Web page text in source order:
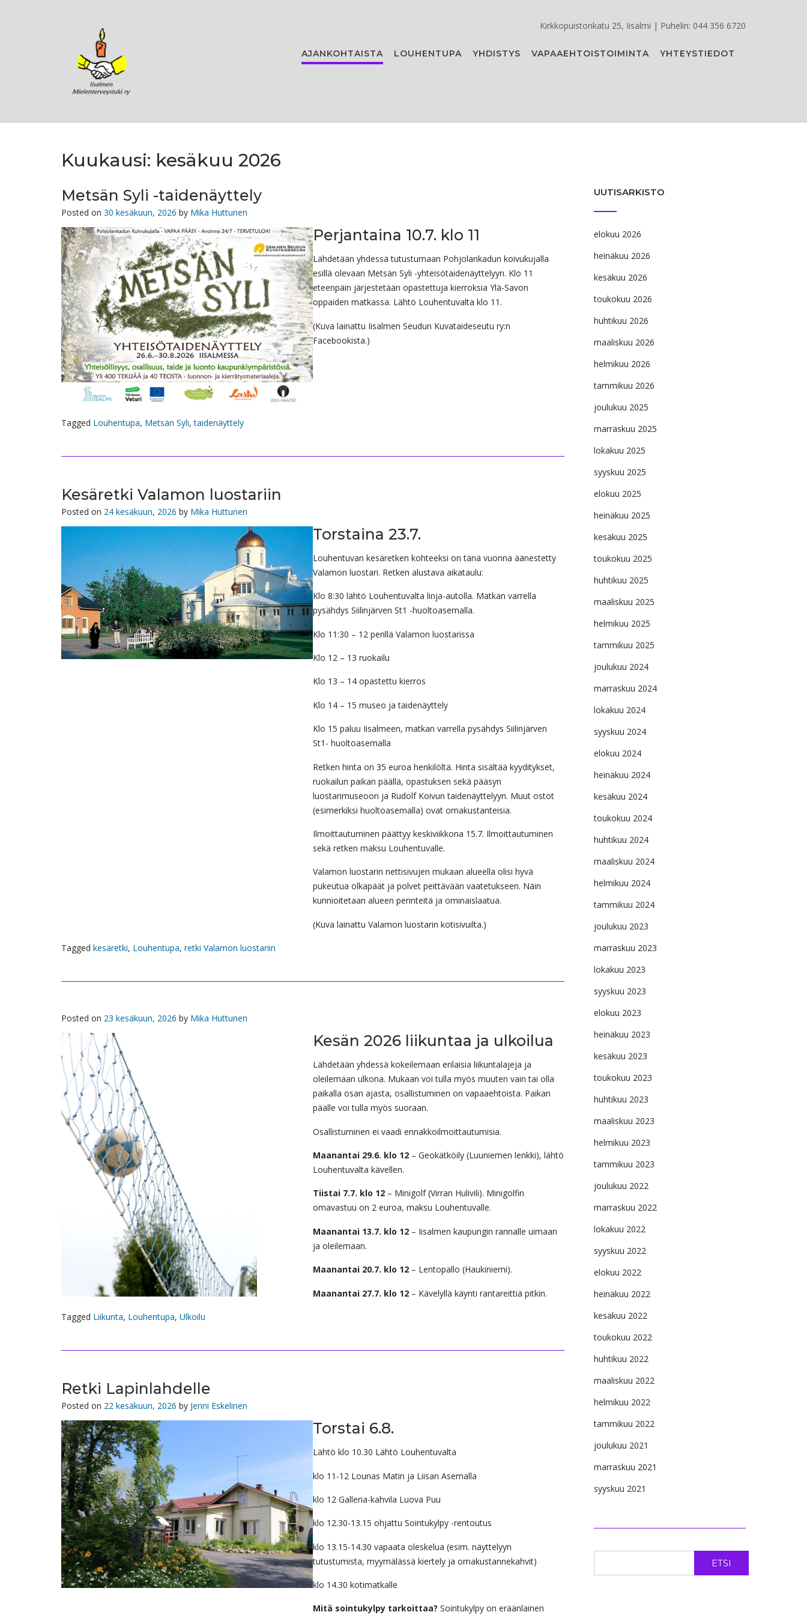
Kirkkopuistonkatu 25, Iisalmi | Puhelin: 044 356 6720
AJANKOHTAISTA LOUHENTUPA YHDISTYS VAPAAEHTOISTOIMINTA YHTEYSTIEDOT
Kuukausi: kesäkuu 2026
Metsän Syli -taidenäyttely
Posted on 30 kesäkuun, 2026 by Mika Huttunen
Perjantaina 10.7. klo 11
Lähdetään yhdessä tutustumaan Pohjolankadun koivukujalla
esillä olevaan Metsän Syli -yhteisötaidenäyttelyyn. Klo 11
eteenpäin järjestetään opastettuja kierroksia Ylä-Savon
oppaiden matkassa. Lähtö Louhentuvalta klo 11.
(Kuva lainattu Iisalmen Seudun Kuvataideseutu ry:n
Facebookista.)
Tagged Louhentupa, Metsän Syli,taidenäyttely
Kesäretki Valamon luostariin
Posted on 24 kesäkuun, 2026 by Mika Huttunen
Torstaina 23.7.
Louhentuvan kesäretken kohteeksi on tänä vuonna äänestetty
Valamon luostari. Retken alustava aikataulu:
Klo 8:30 lähtö Louhentuvalta linja-autolla. Matkan varrella
pysähdys Siilinjärven St1 -huoltoasemalla.
Klo 11:30 – 12 perillä Valamon luostarissa
Klo 12 – 13 ruokailu
Klo 13 – 14 opastettu kierros
Klo 14 – 15 museo ja taidenäyttely
Klo 15 paluu Iisalmeen, matkan varrella pysähdys Siilinjärven
St1- huoltoasemalla
Retken hinta on 35 euroa henkilöltä. Hinta sisältää kyyditykset,
ruokailun paikan päällä, opastuksen sekä pääsyn
luostarimuseoon ja Rudolf Koivun taidenäyttelyyn. Muut ostot
(esimerkiksi huoltoasemalla) ovat omakustanteisia.
Ilmoittautuminen päättyy keskiviikkona 15.7. Ilmoittautuminen
sekä retken maksu Louhentuvalle.
Valamon luostarin nettisivujen mukaan alueella olisi hyvä
pukeutua olkapäät ja polvet peittävään vaatetukseen. Näin
kunnioitetaan alueen perinteitä ja ominaislaatua.
(Kuva lainattu Valamon luostarin kotisivuilta.)
Tagged kesäretki, Louhentupa, retki Valamon luostariin
Posted on 23 kesäkuun, 2026 by Mika Huttunen
Kesän 2026 liikuntaa ja ulkoilua
Lähdetään yhdessä kokeilemaan erilaisia liikuntalajeja ja
oleilemaan ulkona. Mukaan voi tulla myös muuten vain tai olla
paikalla osan ajasta, osallistuminen on vapaaehtoista. Paikan
päälle voi tulla myös suoraan.
Osallistuminen ei vaadi ennakkoilmoittautumisia.
Maanantai 29.6. klo 12 – Geokätköily (Luuniemen lenkki), lähtö
Louhentuvalta kävellen.
Tiistai 7.7. klo 12– Minigolf (Virran Hulivili). Minigolfin
omavastuu on 2 euroa, maksu Louhentuvalle.
Maanantai 13.7. klo 12– Iisalmen kaupungin rannalle uimaan
ja oleilemaan.
Maanantai 20.7. klo 12 – Lentopallo (Haukiniemi).
Maanantai 27.7. klo 12– Kävelyllä käynti rantareittiä pitkin.
Tagged Liikunta, Louhentupa, Ulkoilu
Retki Lapinlahdelle
Posted on 22 kesäkuun, 2026 by Jenni Eskelinen
Torstai 6.8.
Lähtö klo 10.30 Lähtö Louhentuvalta
klo 11-12 Lounas Matin ja Liisan Asemalla
klo 12 Galleria-kahvila Luova Puu
klo 12.30-13.15 ohjattu Sointukylpy -rentoutus
klo 13.15-14.30 vapaata oleskelua (esim. näyttelyyn
tutustumista, myymälässä kiertely ja omakustannekahvit)
klo 14.30 kotimatkalle
Mitä sointukylpy tarkoittaa? Sointukylpy on eräänlainen
UUTISARKISTO
elokuu 2026
heinäkuu 2026
kesäkuu 2026
toukokuu 2026
huhtikuu 2026
maaliskuu 2026
helmikuu 2026
tammikuu 2026
joulukuu 2025
marraskuu 2025
lokakuu 2025
syyskuu 2025
elokuu 2025
heinäkuu 2025
kesäkuu 2025
toukokuu 2025
huhtikuu 2025
maaliskuu 2025
helmikuu 2025
tammikuu 2025
joulukuu 2024
marraskuu 2024
lokakuu 2024
syyskuu 2024
elokuu 2024
heinäkuu 2024
kesäkuu 2024
toukokuu 2024
huhtikuu 2024
maaliskuu 2024
helmikuu 2024
tammikuu 2024
joulukuu 2023
marraskuu 2023
lokakuu 2023
syyskuu 2023
elokuu 2023
heinäkuu 2023
kesäkuu 2023
toukokuu 2023
huhtikuu 2023
maaliskuu 2023
helmikuu 2023
tammikuu 2023
joulukuu 2022
marraskuu 2022
lokakuu 2022
syyskuu 2022
elokuu 2022
heinäkuu 2022
kesäkuu 2022
toukokuu 2022
huhtikuu 2022
maaliskuu 2022
helmikuu 2022
tammikuu 2022
joulukuu 2021
marraskuu 2021
syyskuu 2021
ETSI